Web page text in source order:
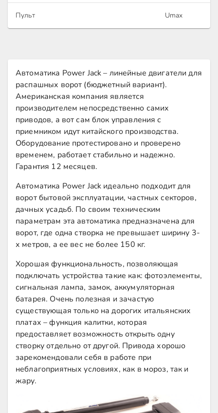
Пульт Umax
Автоматика Power Jack – линейные двигатели для
распашных ворот (бюджетный вариант).
Американская компания является
производителем непосредственно самих
приводов, а вот сам блок управления с
приемником идут китайского производства.
Оборудование протестировано и проверено
временем, работает стабильно и надежно.
Гарантия 12 месяцев.
Автоматика Power Jack идеально подходит для
ворот бытовой эксплуатации, частных секторов,
дачных усадьб. По своим техническим
параметрам эта автоматика предназначена для
ворот, где одна створка не превышает ширину 3-
х метров, а ее вес не более 150 кг.
Хорошая функциональность, позволяющая
подключать устройства такие как: фотоэлементы,
сигнальная лампа, замок, аккумуляторная
батарея. Очень полезная и зачастую
существующая только на дорогих итальянских
платах – функция калитки, которая
предоставляет возможность открыть одну
створку отдельно от другой. Привода хорошо
зарекомендовали себя в работе при
неблагоприятных условиях, как в мороз, так и
жару.